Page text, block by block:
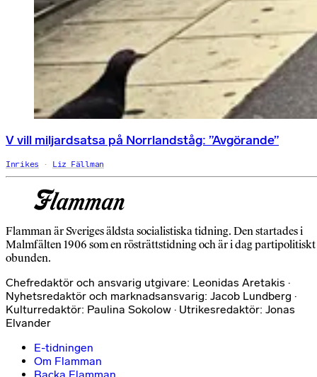
V vill miljardsatsa på Norrlandståg: ”Avgörande”
Inrikes Liz Fällman
Flamman är Sveriges äldsta socialistiska tidning. Den startades i
Malmfälten 1906 som en rösträttstidning och är i dag partipolitiskt
obunden.
Chefredaktör och ansvarig utgivare: Leonidas Aretakis ·
Nyhetsredaktör och marknadsansvarig: Jacob Lundberg ·
Kulturredaktör: Paulina Sokolow · Utrikesredaktör: Jonas
Elvander
E-tidningen
Om Flamman